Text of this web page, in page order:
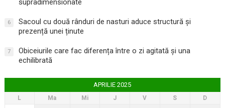
supradimensionate
6
Sacoul cu două rânduri de nasturi aduce structură și
prezență unei ținute
7
Obiceiurile care fac diferența între o zi agitată și una
echilibrată
APRILIE 2025
L Ma Mi J V S
D